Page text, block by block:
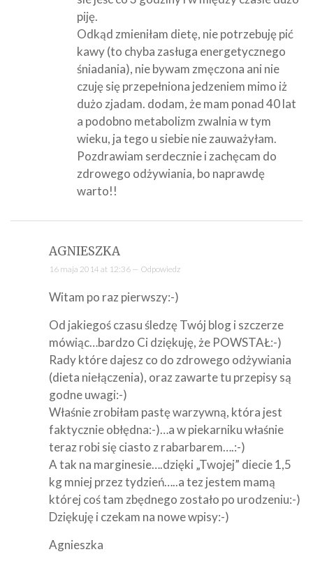
piję.
Odkąd zmieniłam dietę, nie potrzebuję pić
kawy (to chyba zasługa energetycznego
śniadania), nie bywam zmęczona ani nie
czuję się przepełniona jedzeniem mimo iż
dużo zjadam. dodam, że mam ponad 40 lat
a podobno metabolizm zwalnia w tym
wieku, ja tego u siebie nie zauważyłam.
Pozdrawiam serdecznie i zachęcam do
zdrowego odżywiania, bo naprawdę
warto!!
AGNIESZKA
16 maja 2014 at 12:36 — Odpowiedz
Witam po raz pierwszy:-)
Od jakiegoś czasu śledzę Twój blog i szczerze
mówiąc…bardzo Ci dziękuję, że POWSTAŁ:-)
Rady które dajesz co do zdrowego odżywiania
(dieta niełączenia), oraz zawarte tu przepisy są
godne uwagi:-)
Właśnie zrobiłam pastę warzywną, która jest
faktycznie obłędna:-)…a w piekarniku właśnie
teraz robi się ciasto z rabarbarem….:-)
A tak na marginesie….dzięki „Twojej” diecie 1,5
kg mniej przez tydzień…..a tez jestem mamą
której coś tam zbędnego zostało po urodzeniu:-)
Dziękuję i czekam na nowe wpisy:-)
Agnieszka